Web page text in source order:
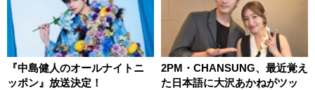
『中島健人のオールナイトニ
ッポン』放送決定！
2PM・CHANSUNG、最近覚え
た日本語に大沢あかねがツッ